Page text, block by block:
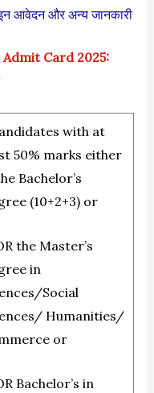
आवेदन और अन्य जानकारी
Card 2025:
with at
50% marks either
Bachelor’s
(10+2+3) or
the Master’s
in
Social
Humanities/
or
Bachelor’s in